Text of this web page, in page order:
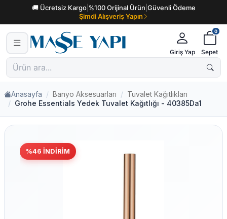
🚚 Ücretsiz Kargo| %100 Orijinal Ürün Güvenli Ödeme
Şimdi Alışveriş Yapın
Giriş Yap
0
Sepet
Anasayfa Banyo Aksesuarları
Tuvalet Kağıtlıkları
Grohe Essentials Yedek Tuvalet Kağıtlığı - 40385Da1
%46 İNDIRIM